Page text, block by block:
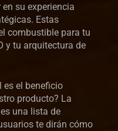
su experiencia
Estas
combustible para tu
y tu arquitectura de
es el beneficio
producto? La
una lista de
te dirán cómo